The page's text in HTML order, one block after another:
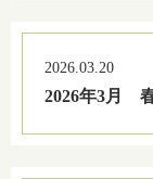
2026.03.20
2026年3月